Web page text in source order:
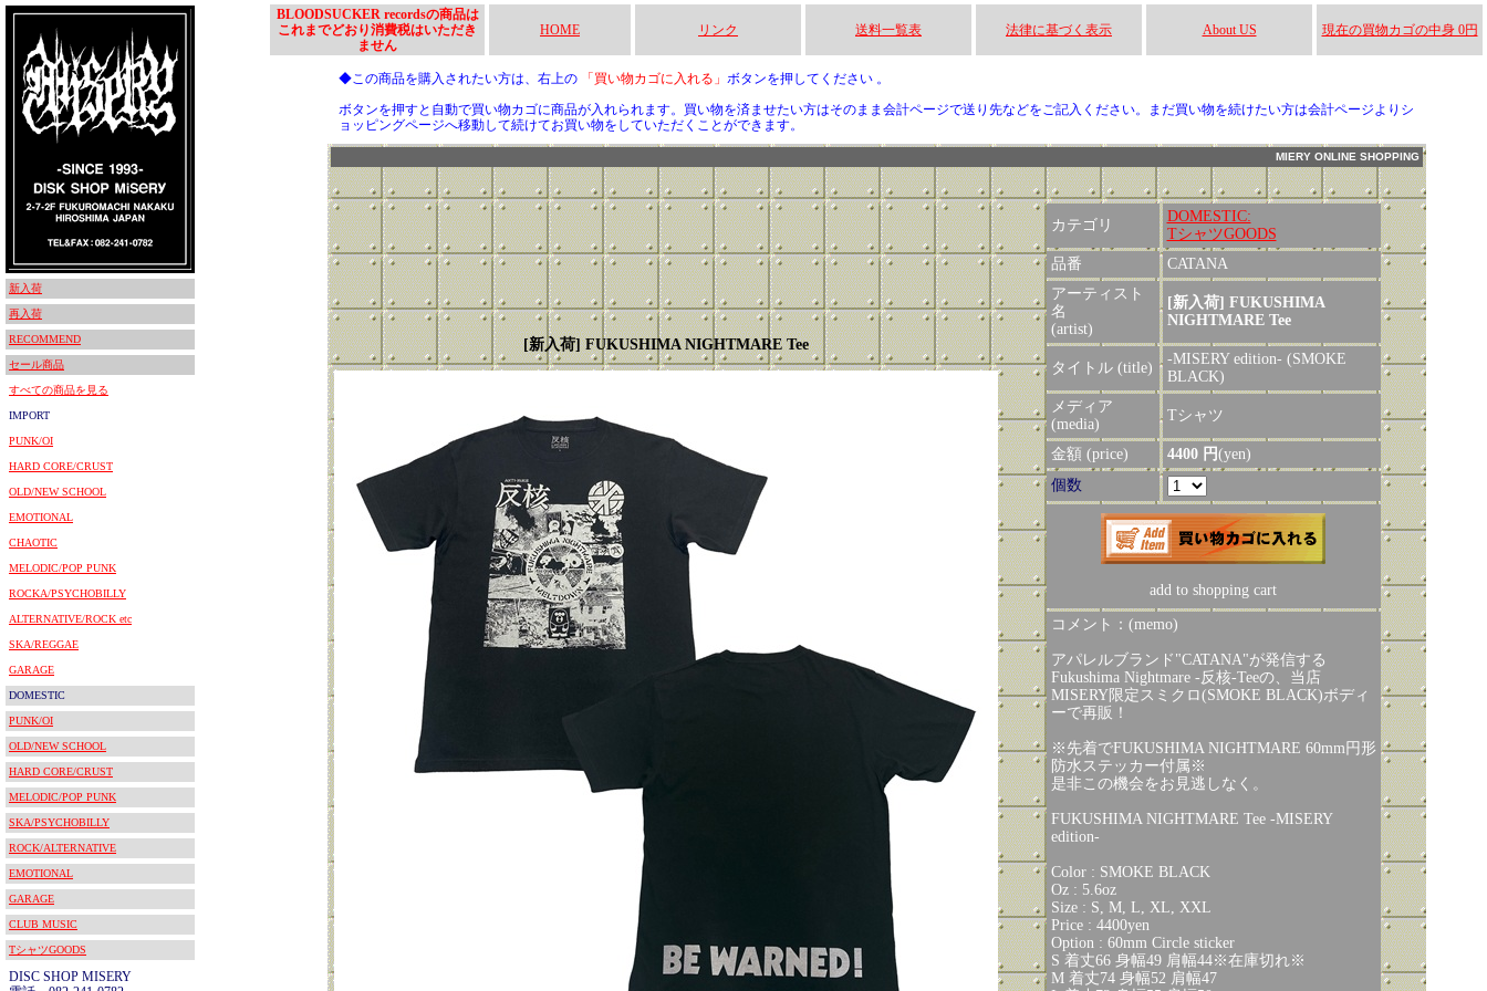
新入荷
再入荷
RECOMMEND
セール商品
すべての商品を見る
IMPORT
PUNK/OI
HARD CORE/CRUST
OLD/NEW SCHOOL
EMOTIONAL
CHAOTIC
MELODIC/POP PUNK
ROCKA/PSYCHOBILLY
ALTERNATIVE/ROCK etc
SKA/REGGAE
GARAGE
DOMESTIC
PUNK/OI
OLD/NEW SCHOOL
HARD CORE/CRUST
MELODIC/POP PUNK
SKA/PSYCHOBILLY
ROCK/ALTERNATIVE
EMOTIONAL
GARAGE
CLUB MUSIC
TシャツGOODS
DISC SHOP MISERY
BLOODSUCKER recordsの商品は
これまでどおり消費税はいただき
ません
HOME リンク 送料一覧表 法律に基づく表示 About US 現在の買物カゴの中身 0円
◆この商品を購入されたい方は、右上の 「買い物カゴに入れる」 ボタンを押してください 。
ボタンを押すと自動で買い物カゴに商品が入れられます。買い物を済ませたい方はそのまま会計ページで送り先などをご記入ください。まだ買い物を続けたい方は会計ページよりシ
ョッピングページへ移動して続けてお買い物をしていただくことができます。
MIERY ONLINE SHOPPING
[新入荷] FUKUSHIMA NIGHTMARE Tee
カテゴリ
DOMESTIC:
TシャツGOODS
品番
CATANA
アーティスト
名
(artist)
[新入荷] FUKUSHIMA
NIGHTMARE Tee
タイトル (title)
-MISERY edition- (SMOKE
BLACK)
メディア
(media)
Tシャツ
金額 (price) 4400 円(yen)
個数
add to shopping cart
コメント：(memo)
アパレルブランド"CATANA"が発信する
Fukushima Nightmare -反核-Teeの、当店
MISERY限定スミクロ(SMOKE BLACK)ボディ
ーで再販！
※先着でFUKUSHIMA NIGHTMARE 60mm円形
防水ステッカー付属※
是非この機会をお見逃しなく。
FUKUSHIMA NIGHTMARE Tee -MISERY
edition-
Color : SMOKE BLACK
Oz : 5.6oz
Size : S, M, L, XL, XXL
Price : 4400yen
Option : 60mm Circle sticker
S 着丈66 身幅49 肩幅44※在庫切れ※
M 着丈74 身幅52 肩幅47